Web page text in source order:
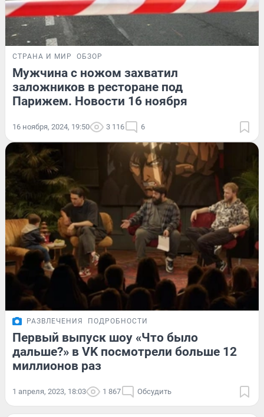
СТРАНА И МИР ОБЗОР
Мужчина с ножом захватил
заложников в ресторане под
Парижем. Новости 16 ноября
16 ноября, 2024, 19:50 3 116 6
РАЗВЛЕЧЕНИЯ ПОДРОБНОСТИ
Первый выпуск шоу «Что было
дальше?» в VK посмотрели больше 12
миллионов раз
1 апреля, 2023, 18:03 1 867 Обсудить